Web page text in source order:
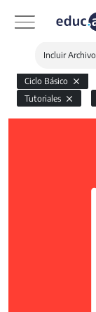
Incluir
Ciclo Básico
Tutoriales